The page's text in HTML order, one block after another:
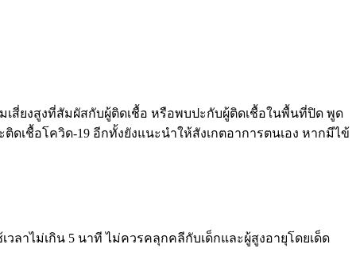
เสี่ยงสูงที่สัมผัสกับผู้ติดเชื้อ หรือพบปะกับผู้ติดเชื้อในพื้นที่ปิด พูด
ติดเชื้อโควิด-19 อีกทั้งยังแนะนำให้สังเกตอาการตนเอง หากมีไข้
วลาไม่เกิน 5 นาที ไม่ควรคลุกคลีกับเด็กและผู้สูงอายุโดยเด็ด